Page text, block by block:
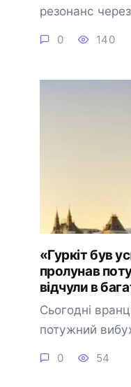
резонанс через
0 140
«Гуркіт був
пролунав
відчули в
Сьогодні
потужний
0 54